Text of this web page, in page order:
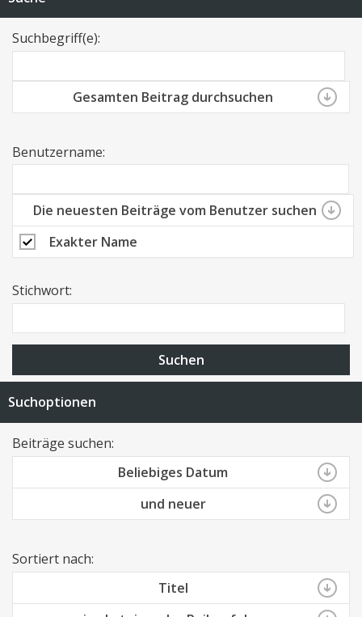
Suchbegriff(e):
Gesamten Beitrag durchsuchen
Benutzername:
Die neuesten Beiträge vom Benutzer suchen
Exakter Name
Stichwort:
Suchen
Suchoptionen
Beiträge suchen:
Beliebiges Datum
und neuer
Sortiert nach:
Titel